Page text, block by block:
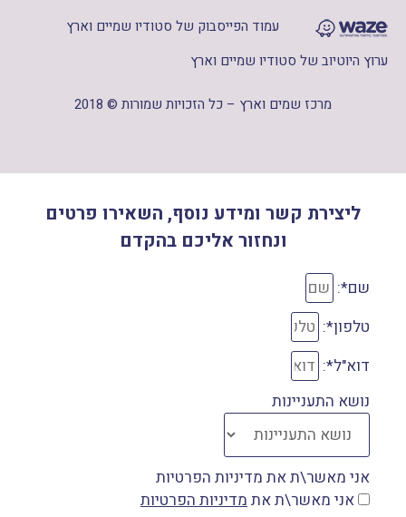
עמוד הפייסבוק של סטודיו שמיים וארץ
ערוץ היוטיוב של סטודיו שמיים וארץ
מרכז שמים וארץ – כל הזכויות שמורות © 2018
ליצירת קשר ומידע נוסף, השאירו פרטים
ונחזור אליכם בהקדם
שם*:
טלפון*:
דוא"ל*:
נושא התעניינות
אני מאשר\ת את מדיניות הפרטיות
אני מאשר\ת את מדיניות הפרטיות